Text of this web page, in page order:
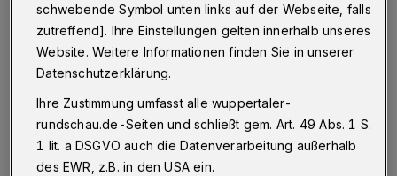
Wuppertal finden Sie dann offene Türen – an
365 Tagen im Jahr.
Es gibt Beratungsangebote, die auf ihre
Situation zugeschnitten sind. Auch Duschen,
Waschmaschinen und Platz zum Lesen oder
Atemholen werden hier angeboten. 600
schwebende Symbol unten links auf der Webseite, falls
zutreffend]. Ihre Einstellungen gelten innerhalb unseres
Website. Weitere Informationen finden Sie in unserer
Datenschutzerklärung.
Ihre Zustimmung umfasst alle wuppertaler-
rundschau.de-Seiten und schließt gem. Art. 49 Abs. 1 S.
1 lit. a DSGVO auch die Datenverarbeitung außerhalb
des EWR, z.B. in den USA ein.